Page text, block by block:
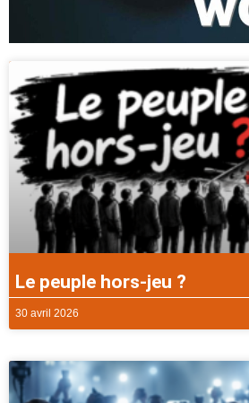
Le peuple hors-jeu ?
30 avril 2026